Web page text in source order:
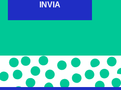
INVIA